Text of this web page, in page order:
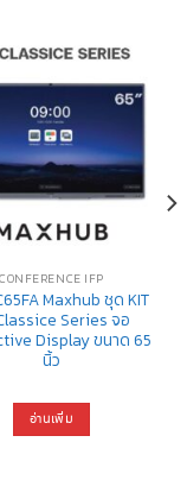
CONFERENCE IFP
Maxhub ชุด KIT
Series จอ
Display ขนาด 65
นิ้ว
อ่านเพิ่ม